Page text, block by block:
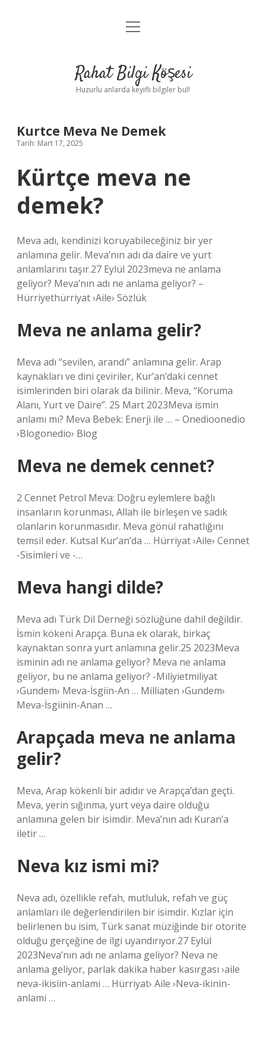
Anasayfa
Yasal Uyarı
menüyü
Rahat Bilgi Köşesi
Huzurlu anlarda keyifli bilgiler bul!
Kurtce Meva Ne Demek
Tarih: Mart 17, 2025
Kürtçe meva ne
demek?
Meva adı, kendinizi koruyabileceğiniz bir yer
anlamına gelir. Meva’nın adı da daire ve yurt
anlamlarını taşır.27 Eylül 2023meva ne anlama
geliyor? Meva’nın adı ne anlama geliyor? –
Hürriyethürriyat ›Aile› Sözlük
Meva ne anlama gelir?
Meva adı “sevilen, arandı” anlamına gelir. Arap
kaynakları ve dini çeviriler, Kur’an’daki cennet
isimlerinden biri olarak da bilinir. Meva, “Koruma
Alanı, Yurt ve Daire”. 25 Mart 2023Meva ismin
anlamı mı? Meva Bebek: Enerji ile … – Onedioonedio
›Blogonedio› Blog
Meva ne demek cennet?
2 Cennet Petrol Meva: Doğru eylemlere bağlı
insanların korunması, Allah ile birleşen ve sadık
olanların korunmasıdır. Meva gönül rahatlığını
temsil eder. Kutsal Kur’an’da … Hürriyat ›Aile› Cennet
-Sisimleri ve -…
Meva hangi dilde?
Meva adı Türk Dil Derneği sözlüğüne dahil değildir.
İsmin kökeni Arapça. Buna ek olarak, birkaç
kaynaktan sonra yurt anlamına gelir.25 2023Meva
isminin adı ne anlama geliyor? Meva ne anlama
geliyor, bu ne anlama geliyor? -Miliyietmiliyat
›Gundem› Meva-İsgiin-An … Milliaten ›Gundem›
Meva-İsgiinin-Anan …
Arapçada meva ne anlama
gelir?
Meva, Arap kökenli bir adıdır ve Arapça’dan geçti.
Meva, yerin sığınma, yurt veya daire olduğu
anlamına gelen bir isimdir. Meva’nın adı Kuran’a
iletir …
Neva kız ismi mi?
Neva adı, özellikle refah, mutluluk, refah ve güç
anlamları ile değerlendirilen bir isimdir. Kızlar için
belirlenen bu isim, Türk sanat müziğinde bir otorite
olduğu gerçeğine de ilgi uyandırıyor.27 Eylül
2023Neva’nın adı ne anlama geliyor? Neva ne
anlama geliyor, parlak dakika haber kasırgası ›aile
neva-ikisiin-anlami … Hürriyat› Aile ›Neva-ikinin-
anlami …